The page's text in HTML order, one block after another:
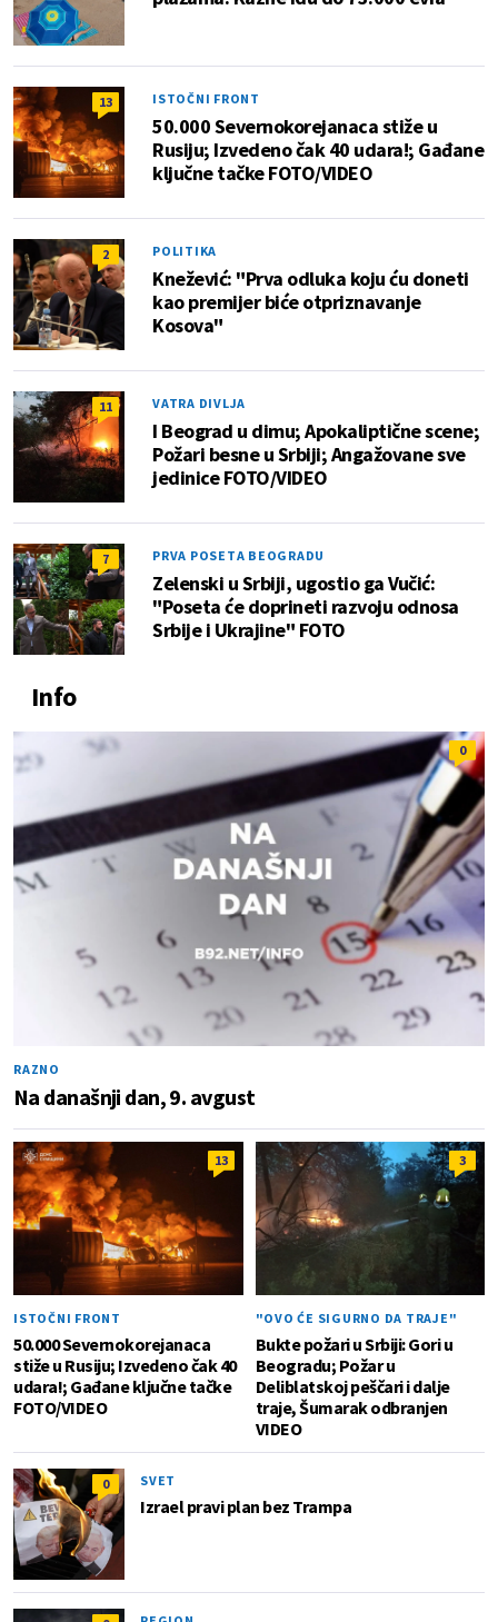
13 ISTOČNI FRONT
50.000 Severnokorejanaca stiže u
Rusiju; Izvedeno čak 40 udara!; Gađane
ključne tačke FOTO/VIDEO
2 POLITIKA
Knežević: "Prva odluka koju ću doneti
kao premijer biće otpriznavanje
Kosova"
11 VATRA DIVLJA
I Beograd u dimu; Apokaliptične scene;
Požari besne u Srbiji; Angažovane sve
jedinice FOTO/VIDEO
7 PRVA POSETA BEOGRADU
Zelenski u Srbiji, ugostio ga Vučić:
"Poseta će doprineti razvoju odnosa
Srbije i Ukrajine" FOTO
Info
0
RAZNO
Na današnji dan, 9. avgust
13
ISTOČNI FRONT
50.000 Severnokorejanaca
stiže u Rusiju; Izvedeno čak 40
udara!; Gađane ključne tačke
FOTO/VIDEO
3
"OVO ĆE SIGURNO DA TRAJE"
Bukte požari u Srbiji: Gori u
Beogradu; Požar u
Deliblatskoj peščari i dalje
traje, Šumarak odbranjen
VIDEO
0 SVET
Izrael pravi plan bez Trampa